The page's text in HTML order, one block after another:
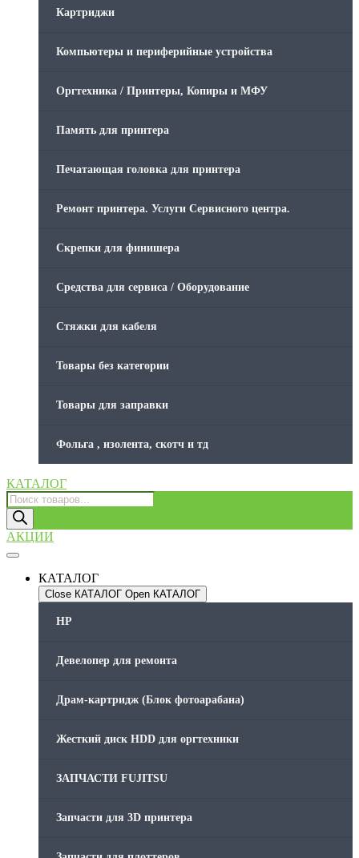
Картриджи
Компьютеры и периферийные устройства
Оргтехника / Принтеры, Копиры и МФУ
Память для принтера
Печатающая головка для принтера
Ремонт принтера. Услуги Сервисного центра.
Скрепки для финишера
Средства для сервиса / Оборудование
Стяжки для кабеля
Товары без категории
Товары для заправки
Фольга , изолента, скотч и тд
КАТАЛОГ
Поиск
товаров
АКЦИИ
КАТАЛОГ
Close КАТАЛОГ Open КАТАЛОГ
HP
Девелопер для ремонта
Драм-картридж (Блок фотоарабана)
Жесткий диск HDD для оргтехники
ЗАПЧАСТИ FUJITSU
Запчасти для 3D принтера